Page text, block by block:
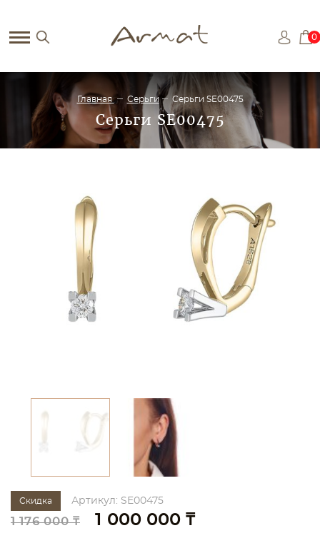
0
Главная Серьги Серьги SE00475
Серьги SE00475
Скидка Артикул: SE00475
1 176 000 ₸ 1 000 000 ₸